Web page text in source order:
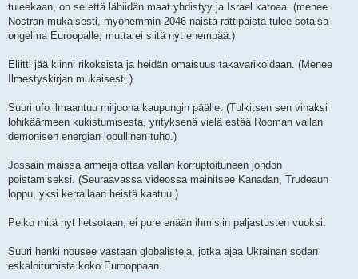
tuleekaan, on se että lähiidän maat yhdistyy ja Israel katoaa. (menee
Nostran mukaisesti, myöhemmin 2046 näistä rättipäistä tulee sotaisa
ongelma Euroopalle, mutta ei siitä nyt enempää.)
Eliitti jää kiinni rikoksista ja heidän omaisuus takavarikoidaan. (Menee
Ilmestyskirjan mukaisesti.)
Suuri ufo ilmaantuu miljoona kaupungin päälle. (Tulkitsen sen vihaksi
lohikäärmeen kukistumisesta, yrityksenä vielä estää Rooman vallan
demonisen energian lopullinen tuho.)
Jossain maissa armeija ottaa vallan korruptoituneen johdon
poistamiseksi. (Seuraavassa videossa mainitsee Kanadan, Trudeaun
loppu, yksi kerrallaan heistä kaatuu.)
Pelko mitä nyt lietsotaan, ei pure enään ihmisiin paljastusten vuoksi.
Suuri henki nousee vastaan globalisteja, jotka ajaa Ukrainan sodan
eskaloitumista koko Eurooppaan.